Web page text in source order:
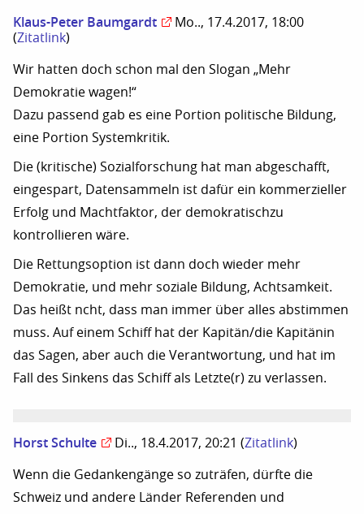
Klaus-Peter Baumgardt
Mo.., 17.4.2017, 18:00
(Zitatlink)
Wir hatten doch schon mal den Slogan „Mehr
Demokratie wagen!“
Dazu passend gab es eine Portion politische Bildung,
eine Portion Systemkritik.
Die (kritische) Sozialforschung hat man abgeschafft,
eingespart, Datensammeln ist dafür ein kommerzieller
Erfolg und Machtfaktor, der demokratischzu
kontrollieren wäre.
Die Rettungsoption ist dann doch wieder mehr
Demokratie, und mehr soziale Bildung, Achtsamkeit.
Das heißt ncht, dass man immer über alles abstimmen
muss. Auf einem Schiff hat der Kapitän/die Kapitänin
das Sagen, aber auch die Verantwortung, und hat im
Fall des Sinkens das Schiff als Letzte(r) zu verlassen.
Horst Schulte Di.., 18.4.2017, 20:21 (Zitatlink)
Wenn die Gedankengänge so zuträfen, dürfte die
Schweiz und andere Länder Referenden und